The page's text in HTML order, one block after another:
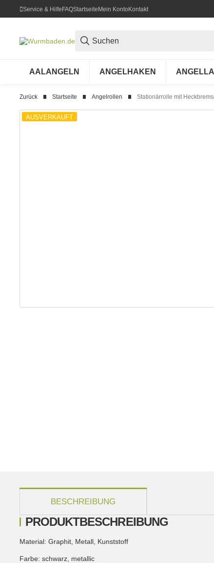
Service & HilfeFAQStartseiteMein KontoKontakt
AALANGELN ANGELHAKEN
Zurück Startseite Angelrollen Stationärrolle mit
AUSVERKAUFT
BESCHREIBUNG
PRODUKTBESCHREIBUNG
Material: Graphit, Metall, Kunststoff
Farbe: schwarz, metallic